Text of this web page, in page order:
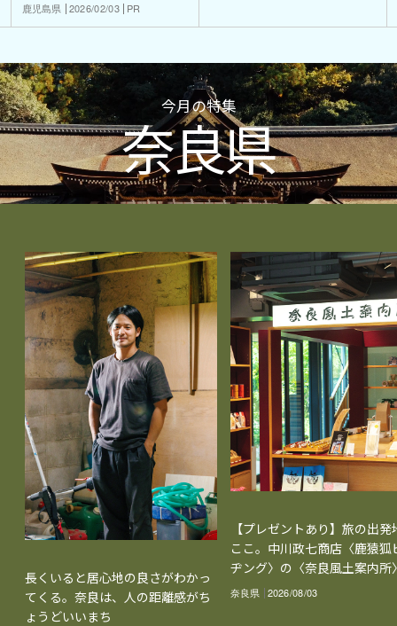
鹿児島県 2026/02/03 PR
今月の特集
奈良県
長くいると居心地の良さがわかっ
てくる。奈良は、人の距離感がち
ょうどいいまち
【プレゼントあり】旅の出発
ここ。中川政七商店〈鹿猿狐
ヂング〉の〈奈良風土案内所
奈良県 2026/08/03